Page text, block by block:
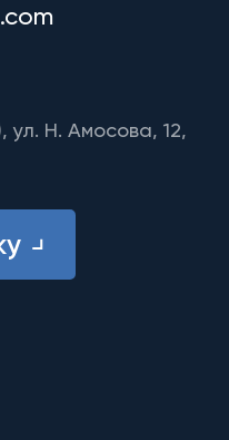
ул. Н. Амосова, 12,